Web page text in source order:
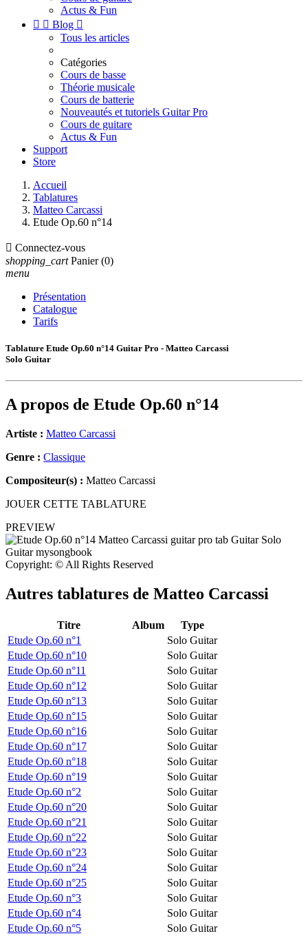
Actus & Fun
  Blog 
Tous les articles
Catégories
Cours de basse
Théorie musicale
Cours de batterie
Nouveautés et tutoriels Guitar Pro
Cours de guitare
Actus & Fun
Support
Store
Accueil
Tablatures
Matteo Carcassi
Etude Op.60 n°14
 Connectez-vous
shopping_cart Panier (0)
menu
Présentation
Catalogue
Tarifs
Tablature Etude Op.60 n°14 Guitar Pro - Matteo Carcassi
Solo Guitar
A propos de Etude Op.60 n°14
Artiste : Matteo Carcassi
Genre : Classique
Compositeur(s) : Matteo Carcassi
JOUER CETTE TABLATURE
PREVIEW
Copyright: © All Rights Reserved
Autres tablatures de Matteo Carcassi
Titre Album
Type
Etude Op.60 n°1
Solo Guitar
Etude Op.60 n°10
Solo Guitar
Etude Op.60 n°11
Solo Guitar
Etude Op.60 n°12
Solo Guitar
Etude Op.60 n°13
Solo Guitar
Etude Op.60 n°15
Solo Guitar
Etude Op.60 n°16
Solo Guitar
Etude Op.60 n°17
Solo Guitar
Etude Op.60 n°18
Solo Guitar
Etude Op.60 n°19
Solo Guitar
Etude Op.60 n°2
Solo Guitar
Etude Op.60 n°20
Solo Guitar
Etude Op.60 n°21
Solo Guitar
Etude Op.60 n°22
Solo Guitar
Etude Op.60 n°23
Solo Guitar
Etude Op.60 n°24
Solo Guitar
Etude Op.60 n°25
Solo Guitar
Etude Op.60 n°3
Solo Guitar
Etude Op.60 n°4
Solo Guitar
Etude Op.60 n°5
Solo Guitar